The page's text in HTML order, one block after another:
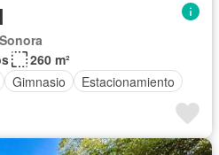
260 m²
Gimnasio Estacionamiento